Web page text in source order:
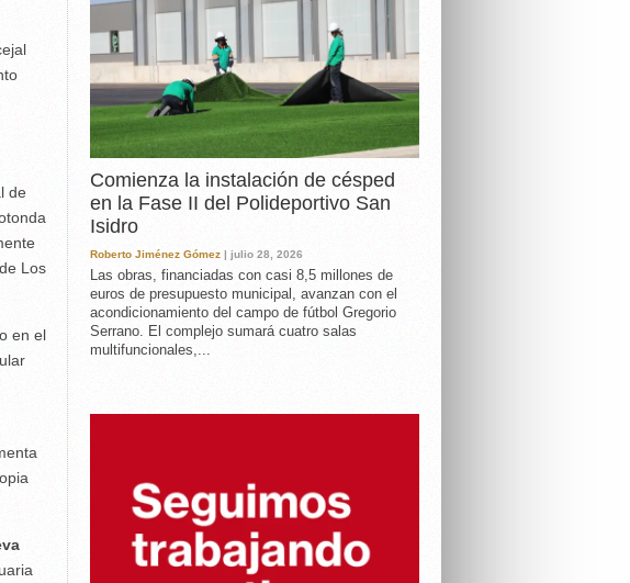
de
Los
en el
Comienza la instalación de césped
en la Fase II del Polideportivo San
Isidro
Roberto Jiménez Gómez | julio 28, 2026
Las obras, financiadas con casi 8,5 millones de
euros de presupuesto municipal, avanzan con el
acondicionamiento del campo de fútbol Gregorio
Serrano. El complejo sumará cuatro salas
multifuncionales,...